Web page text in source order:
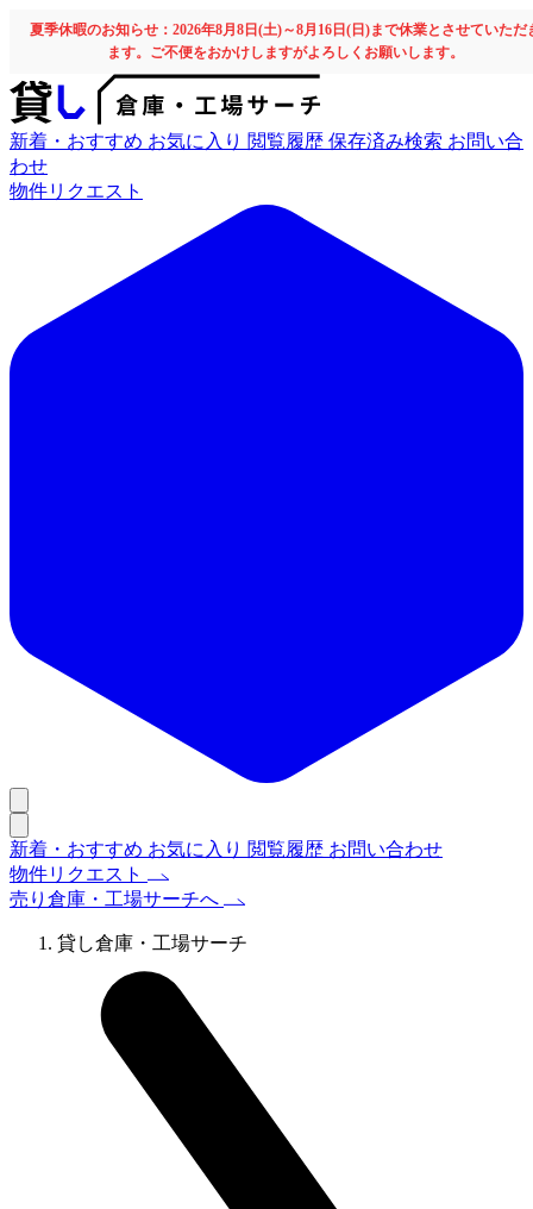
夏季休暇のお知らせ：2026年8月8日(土)～8月16日(日)まで休業とさせていただ
ます。ご不便をおかけしますがよろしくお願いします。
新着・おすすめ お気に入り 閲覧履歴 保存済み検索 お問い合
わせ
物件リクエスト
新着・おすすめ お気に入り 閲覧履歴 お問い合わせ
物件リクエスト
売り倉庫・工場サーチへ
貸し倉庫・工場サーチ